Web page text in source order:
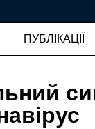
ПУБЛІКАЦІЇ